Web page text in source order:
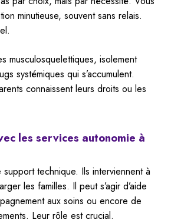
minutieuse, souvent sans relais.
musculosquelettiques, isolement
systémiques qui s’accumulent.
connaissent leurs droits ou les
les services autonomie à
technique. Ils interviennent à
les familles. Il peut s’agir d’aide
aux soins ou encore de
Leur rôle est crucial.